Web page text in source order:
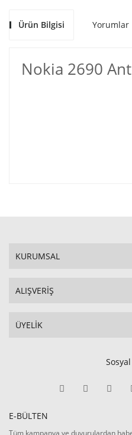
Ürün Bilgisi Yorumlar
Nokia 2690
KURUMSAL
ALIŞVERİŞ
ÜYELİK
E-BÜLTEN
Tüm kampanya ve duyurulardan